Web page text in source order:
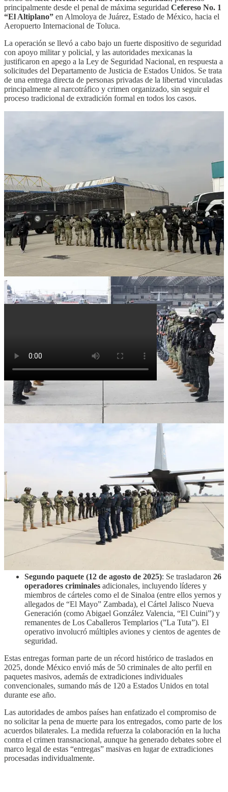
principalmente desde el penal de máxima seguridad Cefereso No. 1
“El Altiplano” en Almoloya de Juárez, Estado de México, hacia el
Aeropuerto Internacional de Toluca.
La operación se llevó a cabo bajo un fuerte dispositivo de seguridad
con apoyo militar y policial, y las autoridades mexicanas la
justificaron en apego a la Ley de Seguridad Nacional, en respuesta a
solicitudes del Departamento de Justicia de Estados Unidos. Se trata
de una entrega directa de personas privadas de la libertad vinculadas
principalmente al narcotráfico y crimen organizado, sin seguir el
proceso tradicional de extradición formal en todos los casos.
Con esta acción, la administración suma
92 criminales de alto
impactoenviados a Estados Unidos desde su inicio.
Omar H Garcia Harfuch@OHarfuch
Esta mañana el @GabSeguridadMX
trasladó a Estados Unidos a 37
operadores de organizaciones criminales que representaban una
amenaza real para la seguridad del país.
La acción se ejecutó conforme a la Ley de Seguridad Nacional y
bajo mecanismos de cooperación bilateral, con pleno
6:19 PM · Jan 20, 2026
94 Respuestas·245 Reenvíos·608 Me gusta
Antecedentes: Los paquetes previos en 2025
Esta es la tercera entrega masiva en el contexto de una estrecha
cooperación bilateral en materia de seguridad, impulsada en parte
por presiones de la administración estadounidense.
Primer paquete (27 de febrero de 2025): México entregó
29 narcotraficantesde alto perfil, en una de las operaciones
más grandes de su tipo. Entre los trasladados destacaron
figuras comoRafael Caro Quintero(exlíder del Cártel de
Guadalajara), exlíderes de Los Zetas y otros miembros de
cárteles importantes. Esta acción ocurrió poco después de la
toma de posesión de Donald Trump y fue presentada como
Segundo paquete (12 de agosto de 2025): Se trasladaron 26
operadores criminales adicionales, incluyendo líderes y
miembros de cárteles como el de Sinaloa (entre ellos yernos y
allegados de “El Mayo” Zambada), el Cártel Jalisco Nueva
Generación (como Abigael González Valencia, “El Cuini”) y
remanentes de Los Caballeros Templarios (”La Tuta”). El
operativo involucró múltiples aviones y cientos de agentes de
seguridad.
Estas entregas forman parte de un récord histórico de traslados en
2025, donde México envió más de 50 criminales de alto perfil en
paquetes masivos, además de extradiciones individuales
convencionales, sumando más de 120 a Estados Unidos en total
durante ese año.
Las autoridades de ambos países han enfatizado el compromiso de
no solicitar la pena de muerte para los entregados, como parte de los
acuerdos bilaterales. La medida refuerza la colaboración en la lucha
contra el crimen transnacional, aunque ha generado debates sobre el
marco legal de estas “entregas” masivas en lugar de extradiciones
procesadas individualmente.